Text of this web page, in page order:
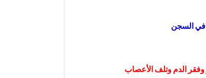
في السجن
الدم وتلف الأعصاب